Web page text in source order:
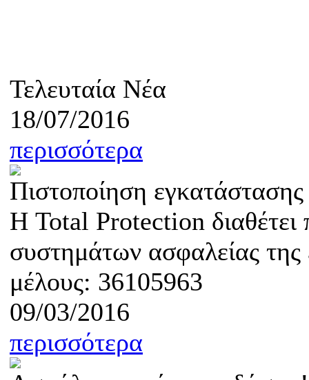
Τελευταία Νέα
18/07/2016
περισσότερα
Πιστοποίηση
Η Total Protection διαθέτει
συστημάτων ασφαλείας της
μέλους: 36105963
09/03/2016
περισσότερα